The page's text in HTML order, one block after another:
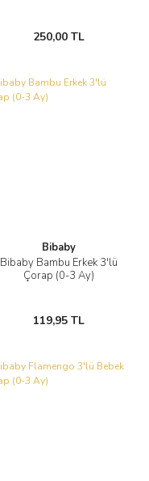
250,00 TL
Bibaby
Bibaby Bambu Erkek 3'lü
Çorap (0-3 Ay)
119,95 TL